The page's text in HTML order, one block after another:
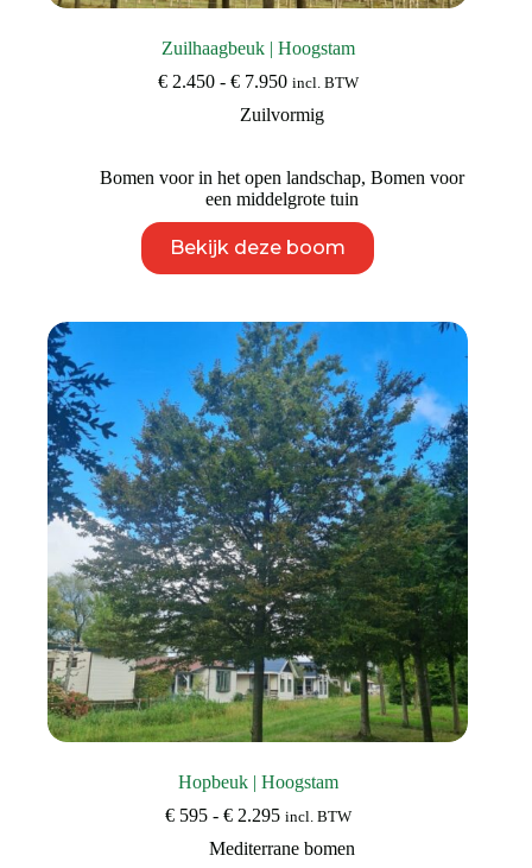
Zuilhaagbeuk | Hoogstam
€2.450 - €7.950Prijsklasse:
tot
incl. BTW
Zuilvormig
Bomen voor in het open landschap, Bomen voor
een middelgrote tuin
Bekijk deze boom
product
heeft
Deze
optie
kan
gekozen
worden
op
de
productpagina
Hopbeuk | Hoogstam
€595 - €2.295Prijsklasse:
tot
incl. BTW
Mediterrane bomen